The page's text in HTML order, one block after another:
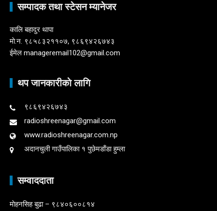
सम्पादक तथा स्टेसन म्यानेजर
कालि बहादुर थापा
माे.न. ९८५८३२११०७, ९८६९४२६७४३
ईमेल manageremail102@gmail.com
थप जानकारीकाे लागि
९८६९४२६७४३
radioshreenagar@gmail.com
www.radioshreenagar.com.np
अदानचुली गाउँपालिका १ पुछेमडाँडा हुम्ला
सम्वाददाता
माेहनसिह बुढा – ९८४०६००८१४